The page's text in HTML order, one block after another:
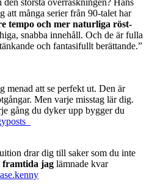
att många serier från 90-talet har
tempo och mer naturliga röst-
snabba innehåll. Och de är fulla
och fantasifullt berättande.”
menad att se perfekt ut. Den är
Men varje misstag lär dig.
gång du dyker upp bygger du
drar dig till saker som du inte
framtida jag lämnade kvar